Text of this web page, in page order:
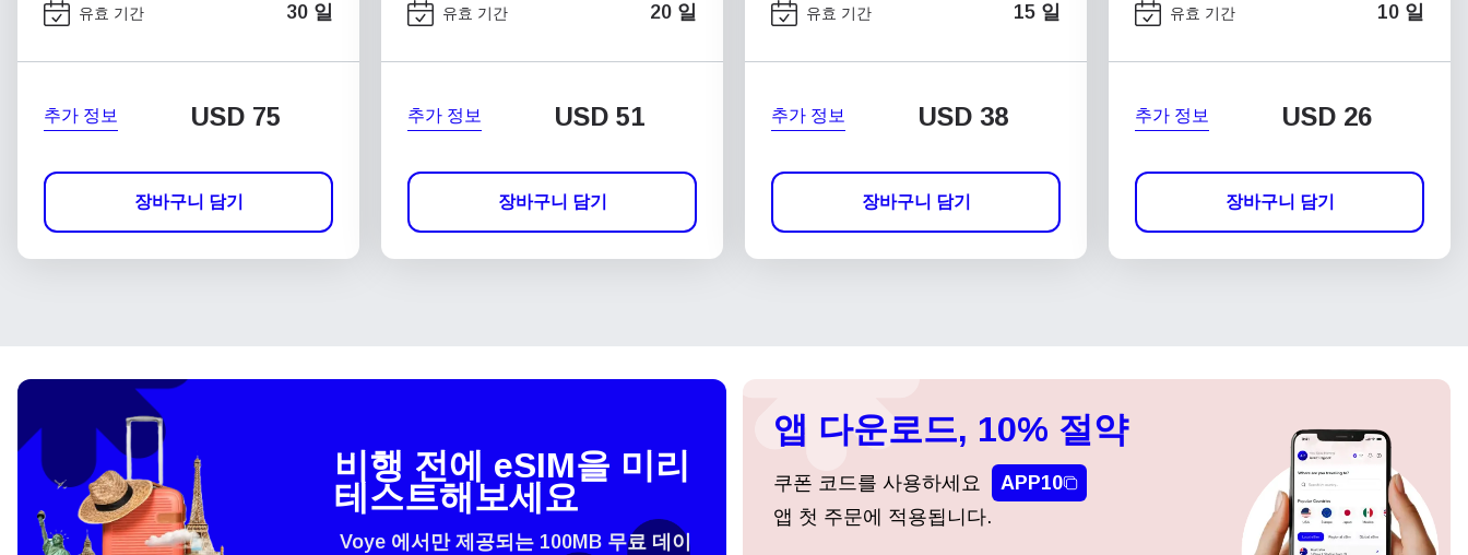
유효 기간 30 일
추가 정보 USD 75
장바구니 담기
유효 기간 20 일
추가 정보 USD 51
장바구니 담기
유효 기간 15 일
추가 정보 USD 38
장바구니 담기
유효 기간 10 일
추가 정보 USD 26
장바구니 담기
비행 전에 eSIM을 미리
테스트해보세요
Voye 에서만 제공되는 100MB 무료 데이
앱 다운로드, 10% 절약
쿠폰 코드를 사용하세요
APP10
앱 첫 주문에 적용됩니다.